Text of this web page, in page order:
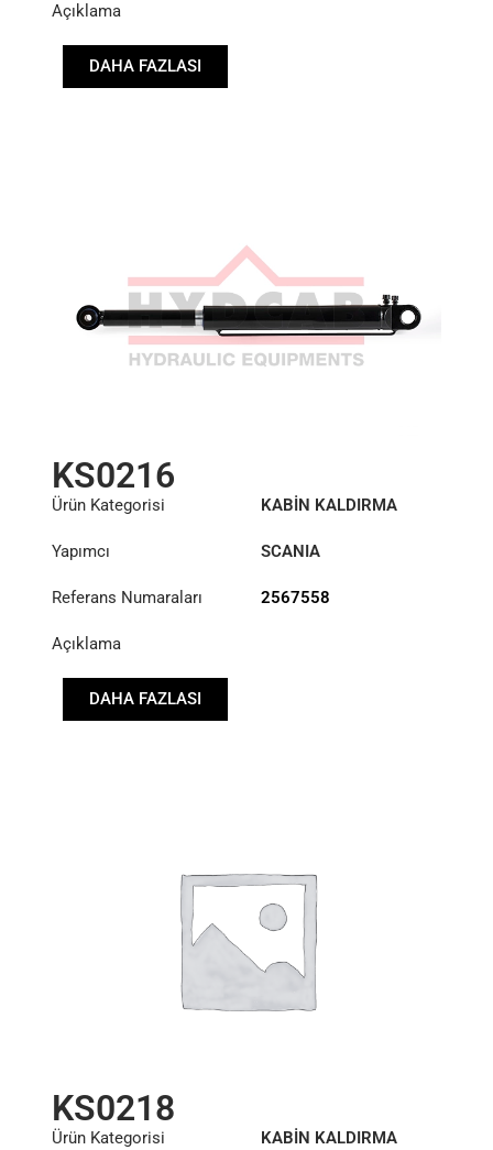
Açıklama
DAHA FAZLASI
KS0216
Ürün Kategorisi
KABİN KALDIRMA
Yapımcı
SCANIA
Referans Numaraları 2567558
Açıklama
DAHA FAZLASI
KS0218
Ürün Kategorisi
KABİN KALDIRMA